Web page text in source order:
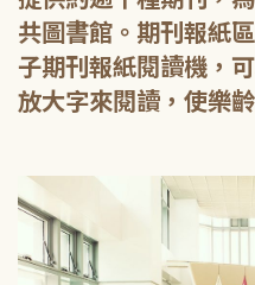
共圖書館。期刊報紙
子期刊報紙閱讀機，
放大字來閱讀，使樂